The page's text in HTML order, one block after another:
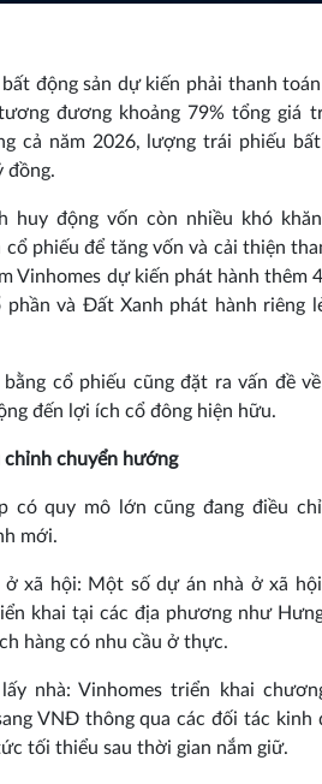
động sản dự kiến phải thanh
đương khoảng 79% tổng giá
cả năm 2026, lượng trái phiếu bất
đồng.
huy động vốn còn nhiều khó
phiếu để tăng vốn và cải thiện
Vinhomes dự kiến phát hành thêm
và Đất Xanh phát hành riêng
cổ phiếu cũng đặt ra vấn đề
đến lợi ích cổ đông hiện hữu.
chỉnh chuyển hướng
có quy mô lớn cũng đang điều
mới.
ở xã hội: Một số dự án nhà ở xã
khai tại các địa phương như Hưng
hàng có nhu cầu ở thực.
nhà: Vinhomes triển khai
VNĐ thông qua các đối tác kinh
tối thiểu sau thời gian nắm giữ.